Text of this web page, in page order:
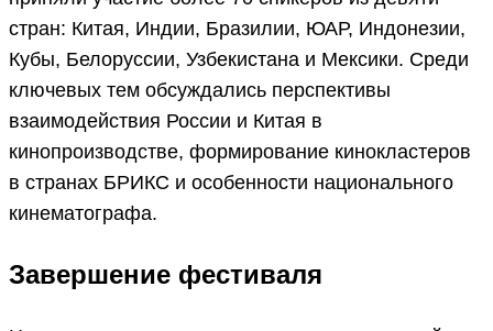
стран: Китая, Индии, Бразилии, ЮАР, Индонезии,
Кубы, Белоруссии, Узбекистана и Мексики. Среди
ключевых тем обсуждались перспективы
взаимодействия России и Китая в
кинопроизводстве, формирование кинокластеров
в странах БРИКС и особенности национального
кинематографа.
Завершение фестиваля